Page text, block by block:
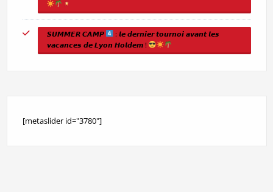
𝙎𝙐𝙈𝙈𝙀𝙍 𝘾𝘼𝙈𝙋
: 𝙡𝙚 𝙙𝙚𝙧𝙣𝙞𝙚𝙧 𝙩𝙤𝙪𝙧𝙣𝙤𝙞 𝙖𝙫𝙖𝙣𝙩 𝙡𝙚𝙨
𝙫𝙖𝙘𝙖𝙣𝙘𝙚𝙨 𝙙𝙚 𝙇𝙮𝙤𝙣 𝙃𝙤𝙡𝙙𝙚𝙢 !
[metaslider id="3780"]